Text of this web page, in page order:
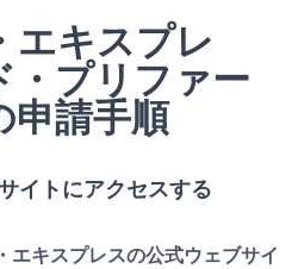
エキスプレ
・プリファー
申請手順
イトにアクセスする
エキスプレスの公式ウェブサイ